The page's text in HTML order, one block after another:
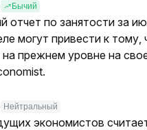
Бычий
отчет по занятости за
могут привести к тому,
на прежнем уровне на
Нейтральный
экономистов